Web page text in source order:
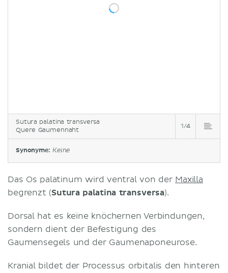
Sutura palatina transversa
Quere Gaumennaht
1/4
Synonyme: Keine
Das Os palatinum wird ventral von der Maxilla
begrenzt (Sutura palatina transversa).
Dorsal hat es keine knöchernen Verbindungen,
sondern dient der Befestigung des
Gaumensegels und der Gaumenaponeurose.
Kranial bildet der Processus orbitalis den hinteren